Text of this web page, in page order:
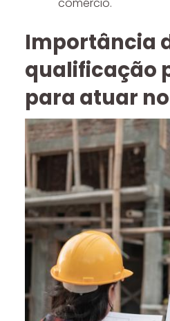
Importância
qualificação
para atuar